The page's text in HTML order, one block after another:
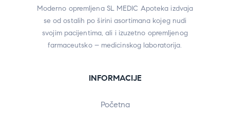
Moderno opremljena SL MEDIC Apoteka izdvaja
se od ostalih po širini asortimana kojeg nudi
svojim pacijentima, ali i izuzetno opremljenog
farmaceutsko – medicinskog laboratorija.
INFORMACIJE
Početna